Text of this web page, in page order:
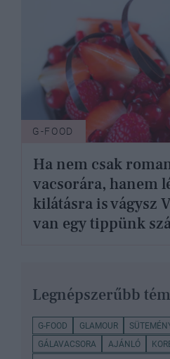
G-FOOD
Ha nem csak
vacsorára, hanem
kilátásra is vágysz
van egy tippünk
Legnépszerűbb
G-FOOD GLAMOUR
GÁLAVACSORA
AJÁNLÓ